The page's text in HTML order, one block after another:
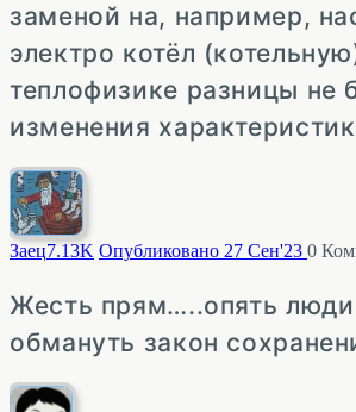
заменой на, например,
электро котёл
теплофизике разницы не
изменения
Заец7.13K Опубликовано 27 Сен'23 0
Жесть прям…..опять
обмануть закон